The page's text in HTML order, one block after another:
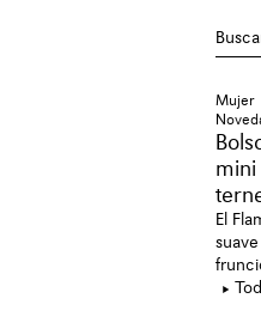
Mujer
mini
El